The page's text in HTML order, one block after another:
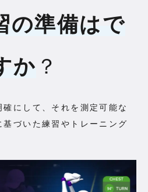
の準備はで
か ？
にして、それを測定可能な
づいた練習やトレーニング